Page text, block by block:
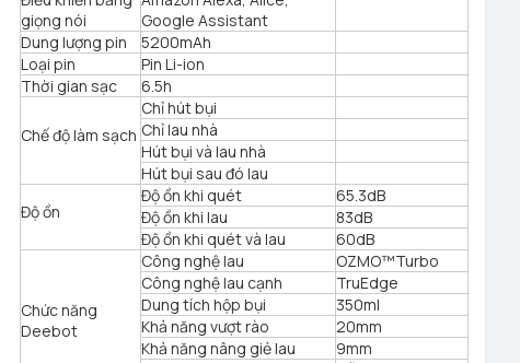
giọng nói
Google Assistant
Dung lượng pin
5200mAh
Loại pin
Pin Li-ion
Thời gian sạc
6.5h
Chế độ làm sạch
Chỉ hút bụi
Chỉ lau nhà
Hút bụi và lau nhà
Hút bụi sau đó lau
Độ ồn
Độ ồn khi quét
65.3dB
Độ ồn khi lau
83dB
Độ ồn khi quét và lau
60dB
Chức năng
Deebot
Công nghệ lau
OZMO™Turbo
Công nghệ lau cạnh
TruEdge
Dung tích hộp bụi
350ml
Khả năng vượt rào
20mm
Khả năng nâng giẻ lau
9mm